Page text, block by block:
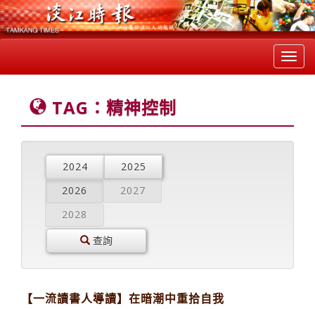
TAG：精神控制
2024
2025
2026
2027
2028
查詢
【一流讀書人導讀】在暗潮中重拾自我